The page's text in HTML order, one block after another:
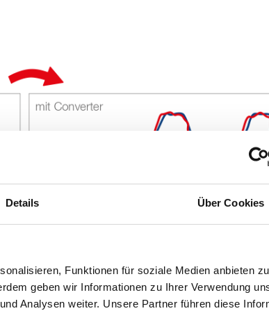
Details Über Cookies
Funktionen für soziale Medien anbieten
geben wir Informationen zu Ihrer Verwendung
Analysen weiter. Unsere Partner führen diese